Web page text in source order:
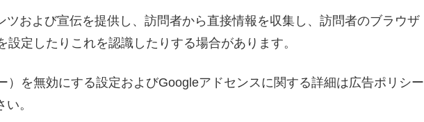
ツおよび宣伝を提供し、訪問者から直接情報を収集し、訪問者のブラウザ
設定したりこれを認識したりする場合があります。
）を無効にする設定およびGoogleアドセンスに関する詳細は広告ポリシー
。